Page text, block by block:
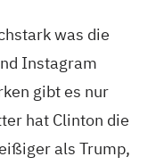
was die
Instagram
gibt es nur
hat Clinton die
als Trump,